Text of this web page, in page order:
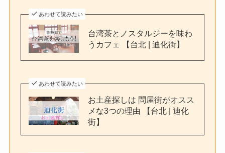
あわせて読みたい
台湾茶とノスタルジーを味わ
うカフェ 【台北 | 迪化街】
あわせて読みたい
お土産探しは 問屋街がオスス
メな3つの理由 【台北 | 迪化
街】